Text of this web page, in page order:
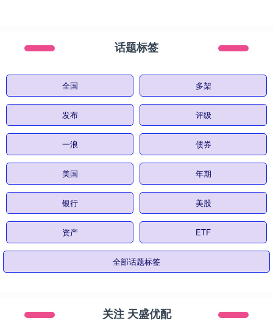
话题标签
全国 多架
发布 评级
一浪 债券
美国 年期
银行 美股
资产 ETF
全部话题标签
关注 天盛优配